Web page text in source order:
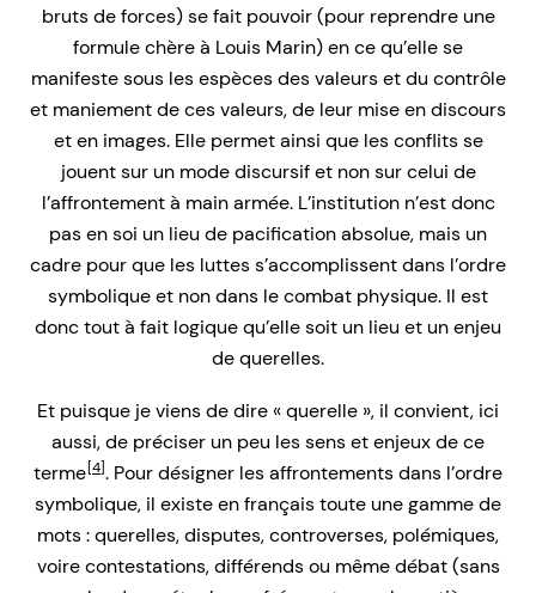
bruts de forces) se fait pouvoir (pour reprendre une
formule chère à Louis Marin) en ce qu’elle se
manifeste sous les espèces des valeurs et du contrôle
et maniement de ces valeurs, de leur mise en discours
et en images. Elle permet ainsi que les conflits se
jouent sur un mode discursif et non sur celui de
l’affrontement à main armée. L’institution n’est donc
pas en soi un lieu de pacification absolue, mais un
cadre pour que les luttes s’accomplissent dans l’ordre
symbolique et non dans le combat physique. Il est
donc tout à fait logique qu’elle soit un lieu et un enjeu
de querelles.
Et puisque je viens de dire « querelle », il convient, ici
aussi, de préciser un peu les sens et enjeux de ce
terme[4]. Pour désigner les affrontements dans l’ordre
symbolique, il existe en français toute une gamme de
mots : querelles, disputes, controverses, polémiques,
voire contestations, différends ou même débat (sans